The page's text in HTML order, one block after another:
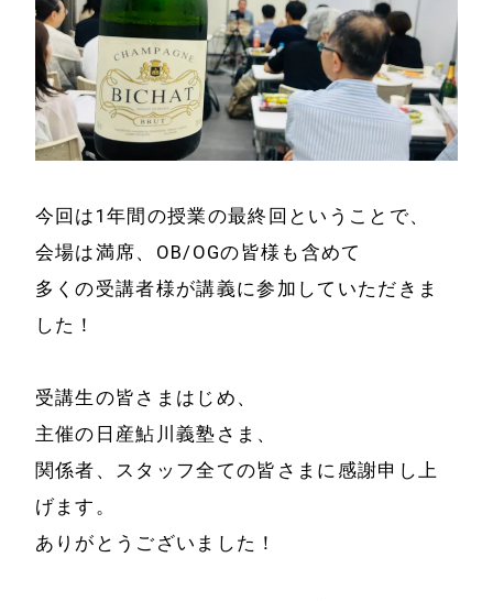
代表プロフィール
サービス
事例と実績
事例と実績
導入企業一覧
メディア掲載
経営理念
会社概要
特定商取引法に基
メールマガジン
お問い合わせ
今回は1年間の授業の最終回ということで、
会場は満席、OB/OGの皆様も含めて
多くの受講者様が講義に参加していただきま
した！
受講生の皆さまはじめ、
主催の日産鮎川義塾さま、
関係者、スタッフ全ての皆さまに感謝申し上
げます。
ありがとうございました！